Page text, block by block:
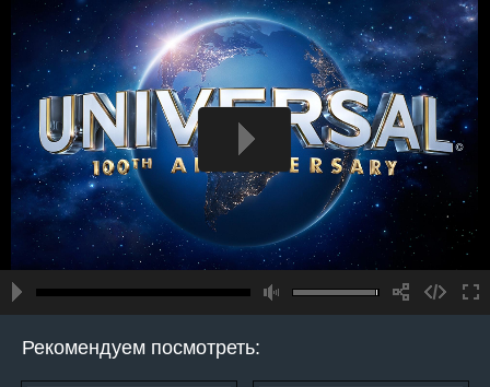
Рекомендуем посмотреть: